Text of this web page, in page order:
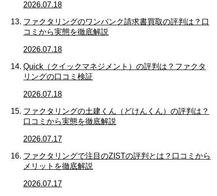
2026.07.18
ファクタリングのワンバンク請求書買取の評判は？口
コミから実態を徹底解説
2026.07.18
Quick（クイックマネジメント）の評判は？ファクタ
リングの口コミ検証
2026.07.18
ファクタリングの土建くん（どけんくん）の評判は？
口コミから実態を徹底解説
2026.07.17
ファクタリングで注目のZISTの評判とは？口コミから
メリットを徹底解説
2026.07.17